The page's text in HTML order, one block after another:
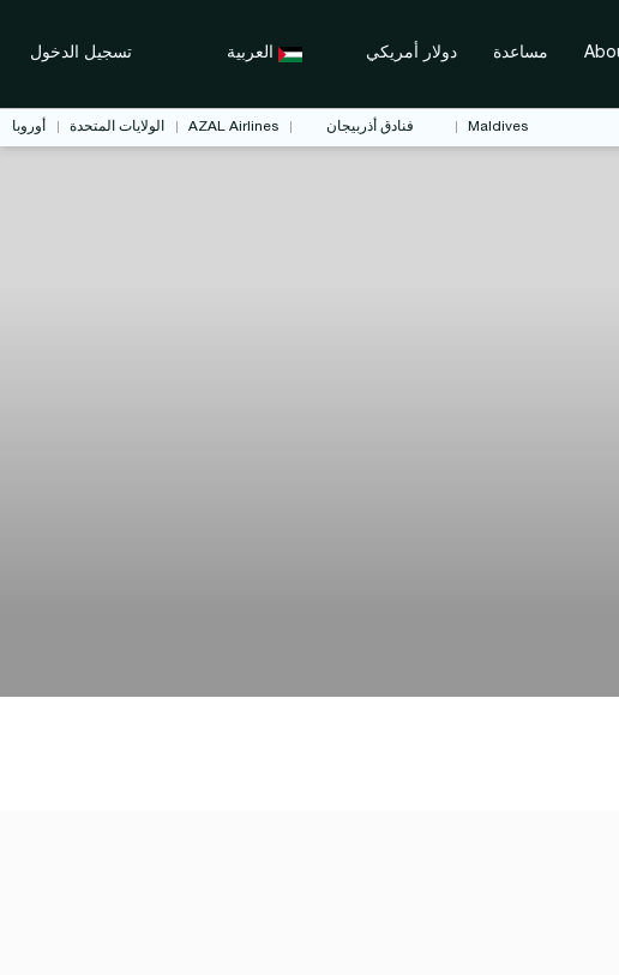
مساعدة دولار أمريكي العربية تسجيل الدخول
Maldives فنادق أذربيجان AZAL Airlines الولايات المتحدة أوروبا